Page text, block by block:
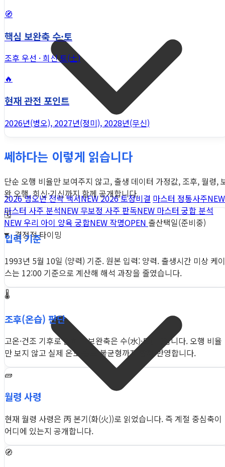
2026 병오년 전략 백서NEW2026 토정비결 마스터 정통사주NEW
마스터 사주 분석NEW무보정 사주 판독NEW마스터 궁합 분석
NEW 우리 아이 양육 궁합NEW 작명OPEN 출산택일(준비중)
결정적 타이밍
🧭
핵심 보완축 수·토
조후 우선 · 희신 토(土)
🔥
현재 관전 포인트
2026년(병오), 2027년(정미), 2028년(무신)
쎄하다는 이렇게 읽습니다
단순 오행 비율만 보여주지 않고, 출생 데이터 가정값, 조후, 월령,
완 오행, 희신·기신까지 함께 공개합니다.
🗓️
입력 기준
1993년 5월 10일 (양력) 기준. 원본 입력: 양력. 출생시간 미상 케이
스는 12:00 기준으로 계산해 해석 과장을 줄였습니다.
🌡️
조후(온습) 판단
고온·건조 기후로 읽히며 보완축은 수(水)·토(土)입니다. 오행 비율
만 보지 않고 실제 온도·습도 불균형까지 함께 반영합니다.
🧱
월령 사령
현재 월령 사령은 丙 본기(화(火))로 읽었습니다. 즉 계절 중심축이
어디에 있는지 공개합니다.
🧭